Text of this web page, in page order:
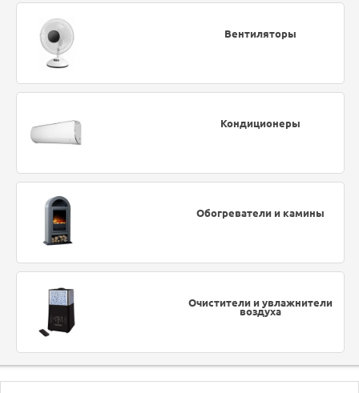
Вентиляторы
Кондиционеры
Обогреватели и камины
Очистители и увлажнители
воздуха